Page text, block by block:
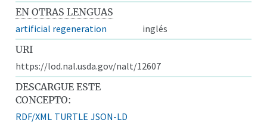
EN OTRAS LENGUAS
artificial regeneration
inglés
URI
https://lod.nal.usda.gov/nalt/12607
DESCARGUE ESTE
CONCEPTO:
RDF/XML TURTLE JSON-LD